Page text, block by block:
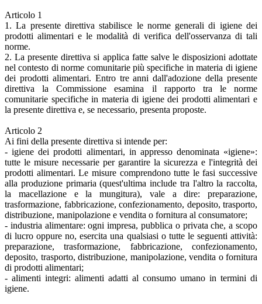
Articolo 1
1. La presente direttiva stabilisce le norme generali di igiene dei
prodotti alimentari e le modalità di verifica dell'osservanza di tali
norme.
2. La presente direttiva si applica fatte salve le disposizioni adottate
nel contesto di norme comunitarie più specifiche in materia di igiene
dei prodotti alimentari. Entro tre anni dall'adozione della presente
direttiva la Commissione esamina il rapporto tra le norme
comunitarie specifiche in materia di igiene dei prodotti alimentari e
la presente direttiva e, se necessario, presenta proposte.
Articolo 2
Ai fini della presente direttiva si intende per:
- igiene dei prodotti alimentari, in appresso denominata «igiene»:
tutte le misure necessarie per garantire la sicurezza e l'integrità dei
prodotti alimentari. Le misure comprendono tutte le fasi successive
alla produzione primaria (quest'ultima include tra l'altro la raccolta,
la macellazione e la mungitura), vale a dire: preparazione,
trasformazione, fabbricazione, confezionamento, deposito, trasporto,
distribuzione, manipolazione e vendita o fornitura al consumatore;
- industria alimentare: ogni impresa, pubblica o privata che, a scopo
di lucro oppure no, esercita una qualsiasi o tutte le seguenti attività:
preparazione, trasformazione, fabbricazione, confezionamento,
deposito, trasporto, distribuzione, manipolazione, vendita o fornitura
di prodotti alimentari;
- alimenti integri: alimenti adatti al consumo umano in termini di
igiene.